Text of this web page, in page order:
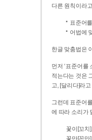
다른 원칙이라
표준어
어법에
한글 맞춤법은
먼저 ‘표준어를
적는다는 것은 그 표준어를
고, [달리다]라
그런데 표준어
에 따라 소리가
꽃이[꼬치
꽃만[꼰만